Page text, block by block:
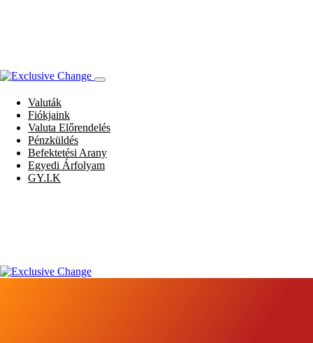
Valuták
Fiókjaink
Valuta Előrendelés
Pénzküldés
Befektetési Arany
Egyedi Árfolyam
GY.I.K